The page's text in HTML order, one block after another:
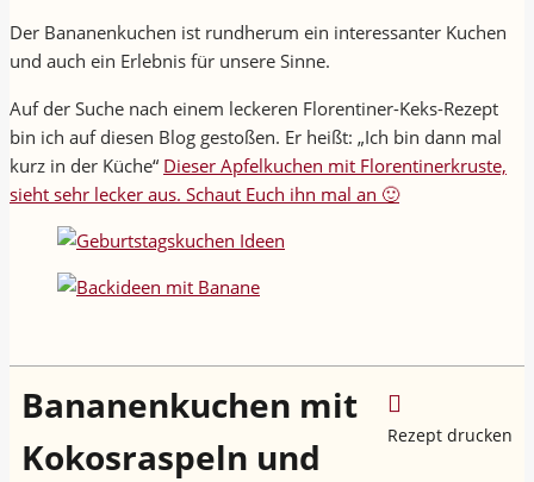
Der Bananenkuchen ist rundherum ein interessanter Kuchen
und auch ein Erlebnis für unsere Sinne.
Auf der Suche nach einem leckeren Florentiner-Keks-Rezept
bin ich auf diesen Blog gestoßen. Er heißt: „Ich bin dann mal
kurz in der Küche“ Dieser Apfelkuchen mit Florentinerkruste,
sieht sehr lecker aus. Schaut Euch ihn mal an 🙂
Rezept drucken
Bananenkuchen mit
Kokosraspeln und